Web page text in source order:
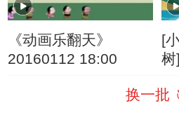
《动画乐翻天》
20160112 18:00
[
树
换一批